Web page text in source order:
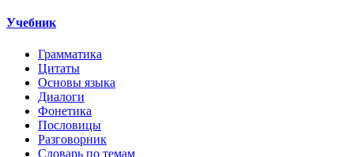
Учебник
Грамматика
Цитаты
Основы языка
Диалоги
Фонетика
Пословицы
Разговорник
Словарь по темам